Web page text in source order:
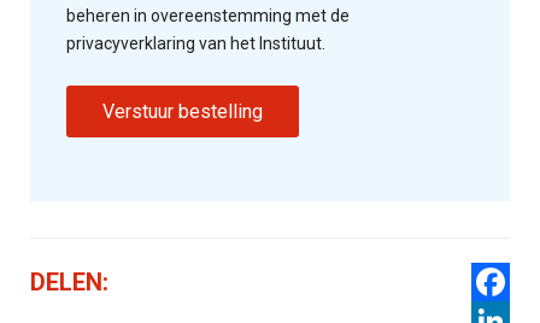
beheren in overeenstemming met de
privacyverklaring van het Instituut.
DELEN: